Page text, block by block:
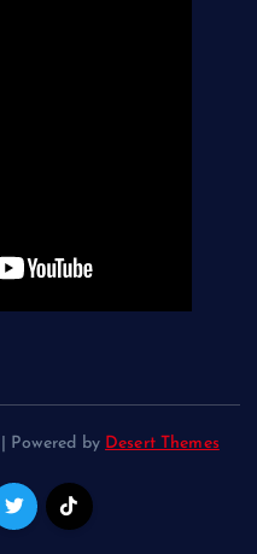
Powered by Desert Themes